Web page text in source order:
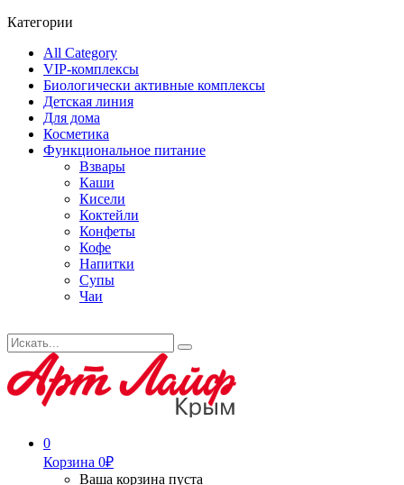
Категории
All Category
VIP-комплексы
Биологически активные комплексы
Детская линия
Для дома
Косметика
Функциональное питание
Взвары
Каши
Кисели
Коктейли
Конфеты
Кофе
Напитки
Супы
Чаи
Search
0
Корзина 0₽
Ваша корзина пуста